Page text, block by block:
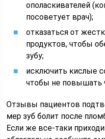
ополаскивателей
посоветует врач);
отказаться от
продуктов, чтобы
зубу;
исключить кислые
чтобы не повышать
Отзывы пациентов
мер зуб болит после
Если же все-таки